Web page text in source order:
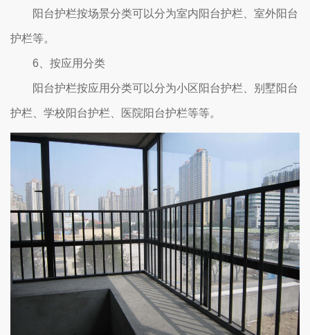
阳台护栏按场景分类可以分为室内阳台护栏、室外阳台
护栏等。
6、按应用分类
阳台护栏按应用分类可以分为小区阳台护栏、别墅阳台
护栏、学校阳台护栏、医院阳台护栏等等。